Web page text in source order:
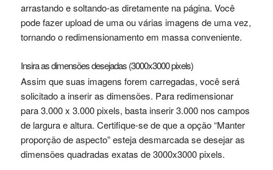
arrastando e soltando-as diretamente na página. Você
pode fazer upload de uma ou várias imagens de uma vez,
tornando o redimensionamento em massa conveniente.
Insira as dimensões desejadas (3000x3000 pixels)
Assim que suas imagens forem carregadas, você será
solicitado a inserir as dimensões. Para redimensionar
para 3.000 x 3.000 pixels, basta inserir 3.000 nos campos
de largura e altura. Certifique-se de que a opção “Manter
proporção de aspecto” esteja desmarcada se desejar as
dimensões quadradas exatas de 3000x3000 pixels.